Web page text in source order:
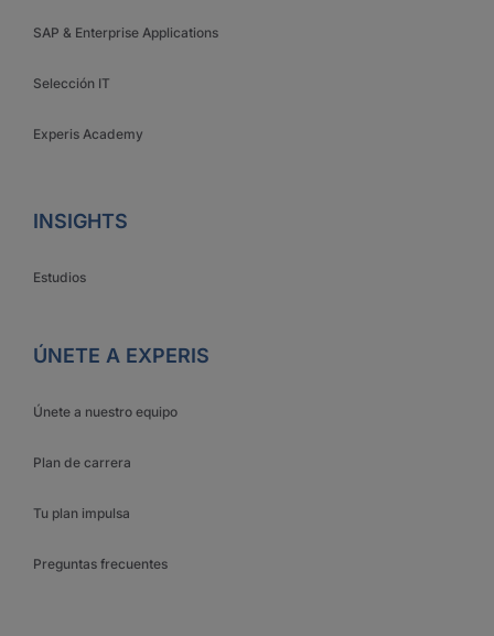
SAP & Enterprise Applications
Selección IT
Experis Academy
INSIGHTS
Estudios
ÚNETE A EXPERIS
Únete a nuestro equipo
Plan de carrera
Tu plan impulsa
Preguntas frecuentes